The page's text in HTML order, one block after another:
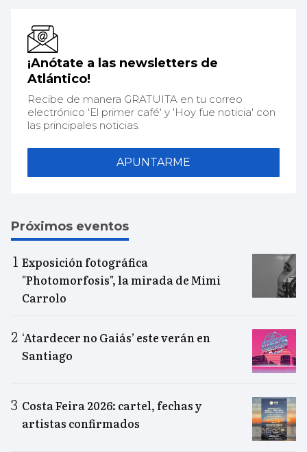
¡Anótate a las newsletters de
Atlántico!
Recibe de manera GRATUITA en tu correo
electrónico 'El primer café' y 'Hoy fue noticia' con
las principales noticias.
APUNTARME
Próximos eventos
Exposición fotográfica
"Photomorfosis", la mirada de Mimi
Carrolo
‘Atardecer no Gaiás’ este verán en
Santiago
Costa Feira 2026: cartel, fechas y
artistas confirmados